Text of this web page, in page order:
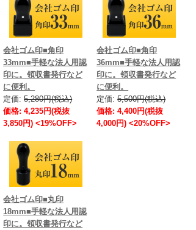
会社ゴム印■角印
33mm■手軽な法人用認
印に。領収書発行など
に便利。
定価:5,280円(税込)
価格: 4,235円(税抜
3,850円) <19%OFF>
会社ゴム印■角印
36mm■手軽な法人用認
印に。領収書発行など
に便利。
定価:5,500円(税込)
価格: 4,400円(税抜
4,000円) <20%OFF>
会社ゴム印■丸印
18mm■手軽な法人用認
印に。領収書発行など